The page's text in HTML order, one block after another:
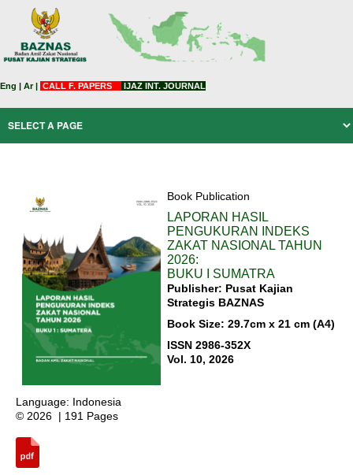
Eng | Ar| CALL F. PAPERS IJAZ INT. JOURNAL
Book Publication
LAPORAN HASIL
PENGUKURAN INDEKS
ZAKAT NASIONAL TAHUN
2026:
BUKU I SUMATRA
Publisher: Pusat Kajian
Strategis BAZNAS
Book Size: 29.7cm x 21 cm (A4)
ISSN 2986-352X
Vol. 10, 2026
Language: Indonesia
© 2026 | 191 Pages